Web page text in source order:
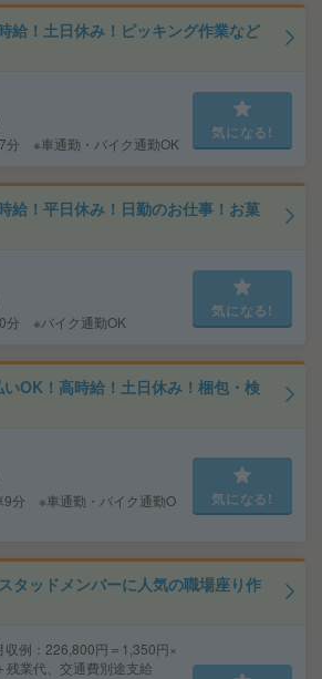
給！土日休み！ピッキング作業など
分 ※車通勤・バイク通勤OK
気になる!
給！平日休み！日勤のお仕事！お菓
分 ※バイク通勤OK
気になる!
OK！高時給！土日休み！梱包・検
9分 ※車通勤・バイク通勤O
気になる!
タッドメンバーに人気の職場座り作
収例：226,800円＝1,350円×
業代、交通費別途支給